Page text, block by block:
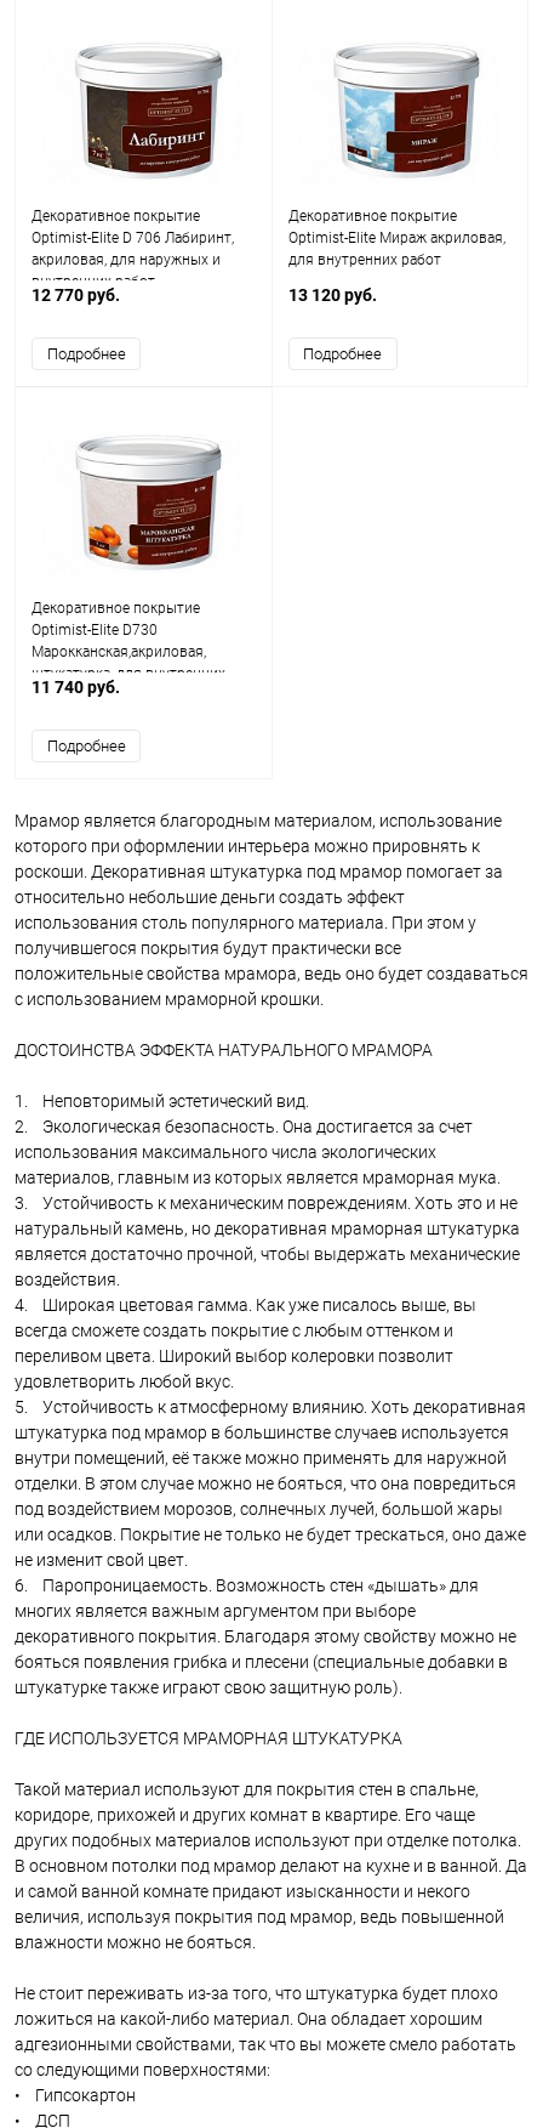
Декоративное покрытие
Optimist-Elite D 706 Лабиринт,
акриловая, для наружных и
внутренних работ
12 770 руб.
Подробнее
Декоративное покрытие
Optimist-Elite Мираж акриловая,
для внутренних работ
13 120 руб.
Подробнее
Декоративное покрытие
Optimist-Elite D730
Марокканская,акриловая,
штукатурка, для внутренних
работ
11 740 руб.
Подробнее
Мрамор является благородным материалом, использование
которого при оформлении интерьера можно прировнять к
роскоши. Декоративная штукатурка под мрамор помогает за
относительно небольшие деньги создать эффект
использования столь популярного материала. При этом у
получившегося покрытия будут практически все
положительные свойства мрамора, ведь оно будет создаваться
с использованием мраморной крошки.
ДОСТОИНСТВА ЭФФЕКТА НАТУРАЛЬНОГО МРАМОРА
1. Неповторимый эстетический вид.
2. Экологическая безопасность. Она достигается за счет
использования максимального числа экологических
материалов, главным из которых является мраморная мука.
3. Устойчивость к механическим повреждениям. Хоть это и не
натуральный камень, но декоративная мраморная штукатурка
является достаточно прочной, чтобы выдержать механические
воздействия.
4. Широкая цветовая гамма. Как уже писалось выше, вы
всегда сможете создать покрытие с любым оттенком и
переливом цвета. Широкий выбор колеровки позволит
удовлетворить любой вкус.
5. Устойчивость к атмосферному влиянию. Хоть декоративная
штукатурка под мрамор в большинстве случаев используется
внутри помещений, её также можно применять для наружной
отделки. В этом случае можно не бояться, что она повредиться
под воздействием морозов, солнечных лучей, большой жары
или осадков. Покрытие не только не будет трескаться, оно даже
не изменит свой цвет.
6. Паропроницаемость. Возможность стен «дышать» для
многих является важным аргументом при выборе
декоративного покрытия. Благодаря этому свойству можно не
бояться появления грибка и плесени (специальные добавки в
штукатурке также играют свою защитную роль).
ГДЕ ИСПОЛЬЗУЕТСЯ МРАМОРНАЯ ШТУКАТУРКА
Такой материал используют для покрытия стен в спальне,
коридоре, прихожей и других комнат в квартире. Его чаще
других подобных материалов используют при отделке потолка.
В основном потолки под мрамор делают на кухне и в ванной. Да
и самой ванной комнате придают изысканности и некого
величия, используя покрытия под мрамор, ведь повышенной
влажности можно не бояться.
Не стоит переживать из-за того, что штукатурка будет плохо
ложиться на какой-либо материал. Она обладает хорошим
адгезионными свойствами, так что вы можете смело работать
со следующими поверхностями:
• Гипсокартон
• ДСП